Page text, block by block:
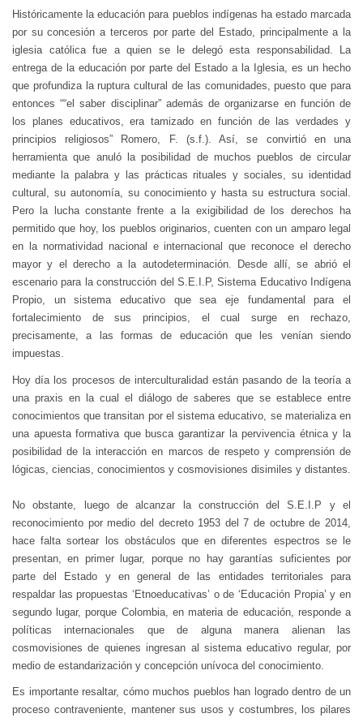
Históricamente la educación para pueblos indígenas ha estado marcada
por su concesión a terceros por parte del Estado, principalmente a la
iglesia católica fue a quien se le delegó esta responsabilidad. La
entrega de la educación por parte del Estado a la Iglesia, es un hecho
que profundiza la ruptura cultural de las comunidades, puesto que para
entonces ““el saber disciplinar” además de organizarse en función de
los planes educativos, era tamizado en función de las verdades y
principios religiosos” Romero, F. (s.f.). Así, se convirtió en una
herramienta que anuló la posibilidad de muchos pueblos de circular
mediante la palabra y las prácticas rituales y sociales, su identidad
cultural, su autonomía, su conocimiento y hasta su estructura social.
Pero la lucha constante frente a la exigibilidad de los derechos ha
permitido que hoy, los pueblos originarios, cuenten con un amparo legal
en la normatividad nacional e internacional que reconoce el derecho
mayor y el derecho a la autodeterminación. Desde allí, se abrió el
escenario para la construcción del S.E.I.P, Sistema Educativo Indígena
Propio, un sistema educativo que sea eje fundamental para el
fortalecimiento de sus principios, el cual surge en rechazo,
precisamente, a las formas de educación que les venían siendo
impuestas.
Hoy día los procesos de interculturalidad están pasando de la teoría a
una praxis en la cual el diálogo de saberes que se establece entre
conocimientos que transitan por el sistema educativo, se materializa en
una apuesta formativa que busca garantizar la pervivencia étnica y la
posibilidad de la interacción en marcos de respeto y comprensión de
lógicas, ciencias, conocimientos y cosmovisiones disimiles y distantes.
No obstante, luego de alcanzar la construcción del S.E.I.P y el
reconocimiento por medio del decreto 1953 del 7 de octubre de 2014,
hace falta sortear los obstáculos que en diferentes espectros se le
presentan, en primer lugar, porque no hay garantías suficientes por
parte del Estado y en general de las entidades territoriales para
respaldar las propuestas ‘Etnoeducativas’ o de ‘Educación Propia’ y en
segundo lugar, porque Colombia, en materia de educación, responde a
políticas internacionales que de alguna manera alienan las
cosmovisiones de quienes ingresan al sistema educativo regular, por
medio de estandarización y concepción unívoca del conocimiento.
Es importante resaltar, cómo muchos pueblos han logrado dentro de un
proceso contraveniente, mantener sus usos y costumbres, los pilares